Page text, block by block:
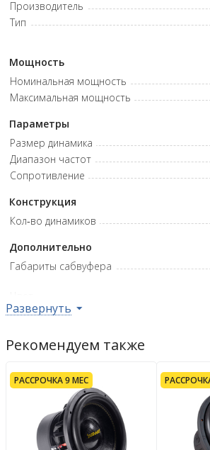
Выносной пульт управления
звук под любые условия и жанры без
Легкий демонтаж конструкции
запаске без инструментов и сложных
Модель: RST11 • Диаметр: 11" (280 мм) •
Мощность (RMS): 200W • Тип динамика:
Phase, Bass Boost 12dB • Защита: OTP, OCP
Play
Производитель
Тип
Мощность
Номинальная мощность
Максимальная мощность
Параметры
Размер динамика
Диапазон частот
Сопротивление
Конструкция
Кол-во динамиков
Дополнительно
Габариты сабвуфера
Возврат
Развернуть
Рекомендуем также
РАССРОЧКА 9 МЕС